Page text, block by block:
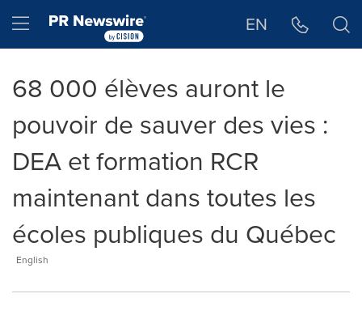
Hamburger menu EN
68 000 élèves auront le
pouvoir de sauver des vies :
DEA et formation RCR
maintenant dans toutes les
écoles publiques du Québec
English